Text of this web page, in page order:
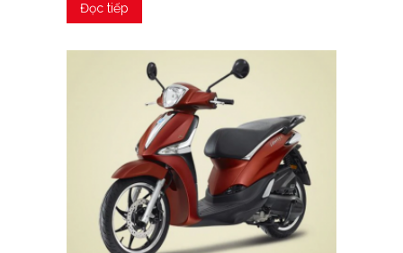
Đọc tiếp